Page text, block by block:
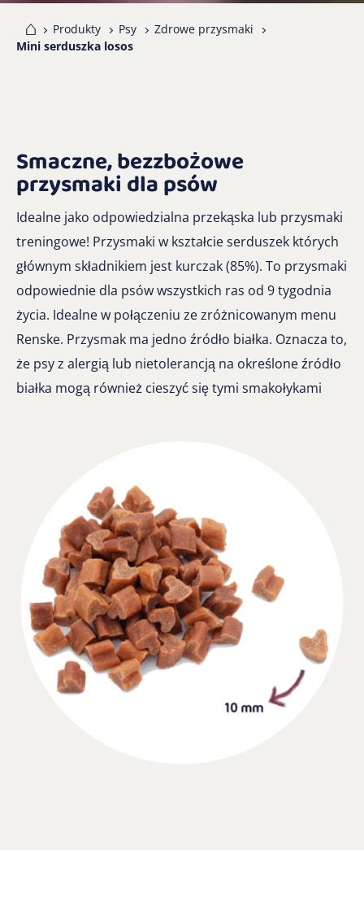
Produkty Psy
Zdrowe przysmaki
Mini serduszka losos
Smaczne, bezzbożowe
przysmaki dla psów
Idealne jako odpowiedzialna przekąska lub przysmaki
treningowe! Przysmaki w kształcie serduszek których
głównym składnikiem jest kurczak (85%). To przysmaki
odpowiednie dla psów wszystkich ras od 9 tygodnia
życia. Idealne w połączeniu ze zróżnicowanym menu
Renske. Przysmak ma jedno źródło białka. Oznacza to,
że psy z alergią lub nietolerancją na określone źródło
białka mogą również cieszyć się tymi smakołykami